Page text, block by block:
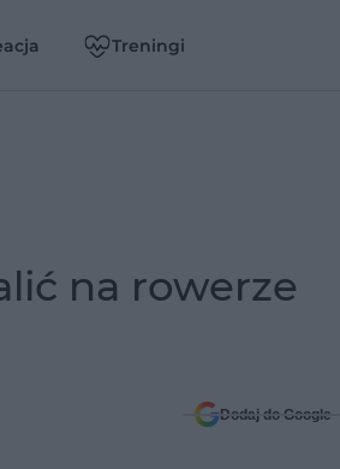
Treningi
na rowerze
Dodaj do Google